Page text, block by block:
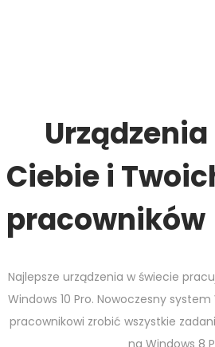
Urządzenia
Ciebie i
pracowników
Najlepsze urządzenia w świecie
Windows 10 Pro. Nowoczesny system
pracownikowi zrobić wszystkie
na Windows 8